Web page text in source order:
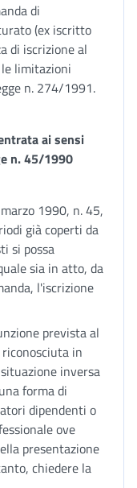
di
(ex iscritto
di iscrizione al
le limitazioni
n. 274/1991.
ai sensi
n. 45/1990
1990, n. 45,
già coperti da
si possa
sia in atto, da
l'iscrizione
prevista al
in
inversa
forma di
dipendenti o
ove
presentazione
chiedere la